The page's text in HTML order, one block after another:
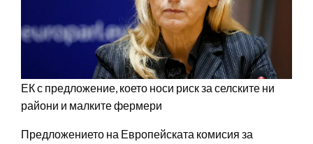
ЕК с предложение, което носи риск за селските ни
райони и малките фермери
Предложението на Европейската комисия за